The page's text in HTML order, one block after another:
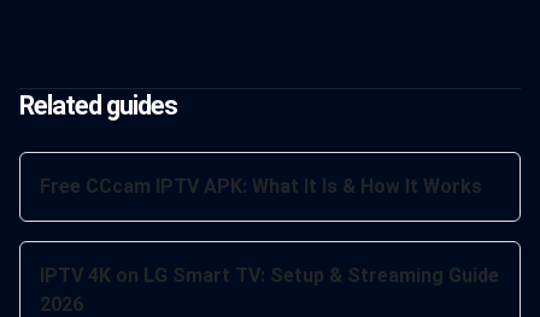
Related guides
Free CCcam IPTV APK: What It Is & How It Works
IPTV 4K on LG Smart TV: Setup & Streaming Guide
2026